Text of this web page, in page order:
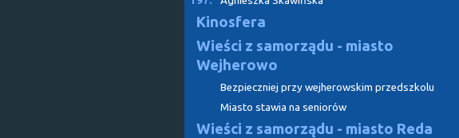
Kinosfera
Wieści z samorządu - miasto
Wejherowo
Bezpieczniej przy wejherowskim przedszkolu
Miasto stawia na seniorów
Wieści z samorządu - miasto Reda